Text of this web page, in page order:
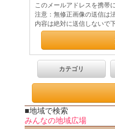
このメールアドレスを携帯
注意：無修正画像の送信は
内容は絶対に送信しないで
カテゴリ
■地域で検索
みんなの地域広場